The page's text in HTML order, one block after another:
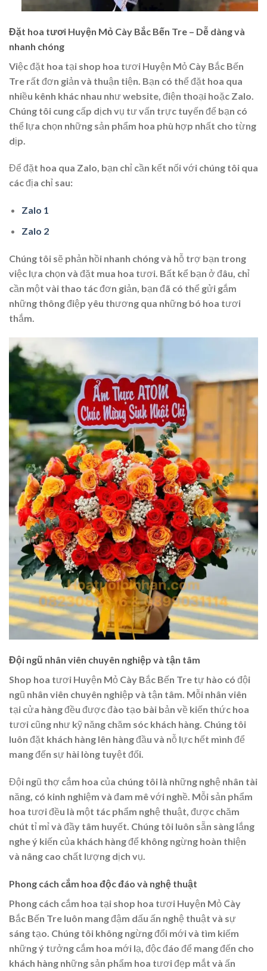
Đặt hoa tươi Huyện Mỏ Cày Bắc Bến Tre – Dễ dàng và
nhanh chóng
Việc đặt hoa tại shop hoa tươi Huyện Mỏ Cày Bắc Bến
Tre rất đơn giản và thuận tiện. Bạn có thể đặt hoa qua
nhiều kênh khác nhau như website, điện thoại hoặc Zalo.
Chúng tôi cung cấp dịch vụ tư vấn trực tuyến để bạn có
thể lựa chọn những sản phẩm hoa phù hợp nhất cho từng
dịp.
Để đặt hoa qua Zalo, bạn chỉ cần kết nối với chúng tôi qua
các địa chỉ sau:
Zalo 1
Zalo 2
Chúng tôi sẽ phản hồi nhanh chóng và hỗ trợ bạn trong
việc lựa chọn và đặt mua hoa tươi. Bất kể bạn ở đâu, chỉ
cần một vài thao tác đơn giản, bạn đã có thể gửi gắm
những thông điệp yêu thương qua những bó hoa tươi
thắm.
Đội ngũ nhân viên chuyên nghiệp và tận tâm
Shop hoa tươi Huyện Mỏ Cày Bắc Bến Tre tự hào có đội
ngũ nhân viên chuyên nghiệp và tận tâm. Mỗi nhân viên
tại cửa hàng đều được đào tạo bài bản về kiến thức hoa
tươi cũng như kỹ năng chăm sóc khách hàng. Chúng tôi
luôn đặt khách hàng lên hàng đầu và nỗ lực hết mình để
mang đến sự hài lòng tuyệt đối.
Đội ngũ thợ cắm hoa của chúng tôi là những nghệ nhân tài
năng, có kinh nghiệm và đam mê với nghề. Mỗi sản phẩm
hoa tươi đều là một tác phẩm nghệ thuật, được chăm
chút tỉ mỉ và đầy tâm huyết. Chúng tôi luôn sẵn sàng lắng
nghe ý kiến của khách hàng để không ngừng hoàn thiện
và nâng cao chất lượng dịch vụ.
Phong cách cắm hoa độc đáo và nghệ thuật
Phong cách cắm hoa tại shop hoa tươi Huyện Mỏ Cày
Bắc Bến Tre luôn mang đậm dấu ấn nghệ thuật và sự
sáng tạo. Chúng tôi không ngừng đổi mới và tìm kiếm
những ý tưởng cắm hoa mới lạ, độc đáo để mang đến cho
khách hàng những sản phẩm hoa tươi đẹp mắt và ấn